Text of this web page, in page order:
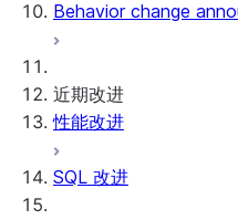
Snowflake
Snowflake
Native SDK for
Behavior change
近期改进
性能改进
SQL 改进